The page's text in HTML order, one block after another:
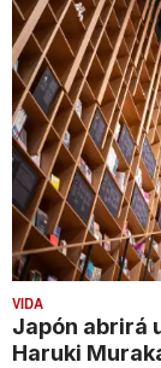
VIDA
Japón abrirá
Haruki